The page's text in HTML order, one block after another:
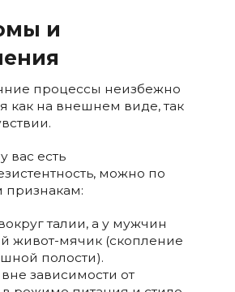
и
процессы неизбежно
как на внешнем виде, так
вас есть
можно по
талии, а у мужчин
живот-мячик (скопление
полости).
зависимости от